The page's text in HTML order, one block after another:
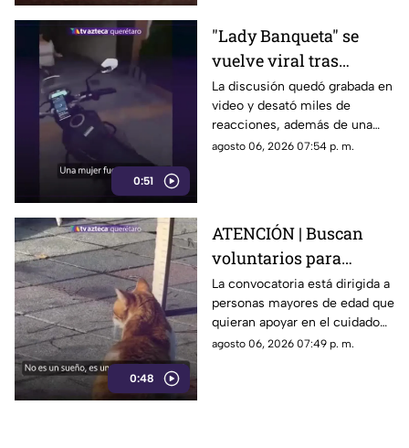
0:51
"Lady Banqueta" se
vuelve viral tras
confrontar a un
repartidor; así fue el
momento
La discusión quedó grabada en
video y desató miles de
reacciones, además de una
muestra de apoyo de
agosto 06, 2026 07:54 p. m.
0:48
ATENCIÓN | Buscan
voluntarios para
cuidar gatos en una
isla de Grecia
La convocatoria está dirigida a
personas mayores de edad que
quieran apoyar en el cuidado
de gatos rescatados mientras
agosto 06, 2026 07:49 p. m.